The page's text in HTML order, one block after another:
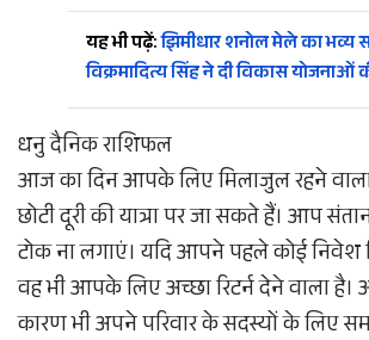
यह भी पढ़ें:झिमीधार शनोल मेले का भव्य
विक्रमादित्य सिंह ने दी विकास योजनाओं
धनु दैनिक राशिफल
आज का दिन आपके लिए मिलाजुल रहने
छोटी दूरी की यात्रा पर जा सकते हैं। आप
टोक ना लगाएं। यदि आपने पहले कोई निवेश
वह भी आपके लिए अच्छा रिटर्न देने वाला
कारण भी अपने परिवार के सदस्यों के लिए